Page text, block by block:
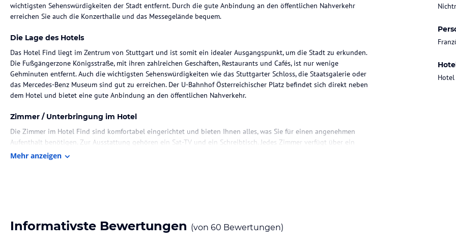
Hotel
wichtigsten Sehenswürdigkeiten der Stadt entfernt. Durch die gute Anbindung an den öffentlichen Nahverkehr
erreichen Sie auch die Konzerthalle und das Messegelände bequem.
Die Lage des Hotels
Das Hotel Find liegt im Zentrum von Stuttgart und ist somit ein idealer Ausgangspunkt, um die Stadt zu erkunden.
Die Fußgängerzone Königsstraße, mit ihren zahlreichen Geschäften, Restaurants und Cafés, ist nur wenige
Gehminuten entfernt. Auch die wichtigsten Sehenswürdigkeiten wie das Stuttgarter Schloss, die Staatsgalerie oder
das Mercedes-Benz Museum sind gut zu erreichen. Der U-Bahnhof Österreichischer Platz befindet sich direkt neben
dem Hotel und bietet eine gute Anbindung an den öffentlichen Nahverkehr.
Zimmer / Unterbringung im Hotel
Die Zimmer im Hotel Find sind komfortabel eingerichtet und bieten Ihnen alles, was Sie für einen angenehmen
Aufenthalt benötigen. Zur Ausstattung gehören ein Sat-TV und ein Schreibtisch. Jedes Zimmer verfügt über ein
eigenes Bad mit einem Haartrockner. Hier können Sie sich nach einem langen Tag in der Stadt entspannen und
freundliche Personal des Hotels gibt Ihnen gerne Empfehlungen und hilft Ihnen bei der Reservierung eines Tisches.
Mehr anzeigen
Informativste Bewertungen (von 60 Bewertungen)